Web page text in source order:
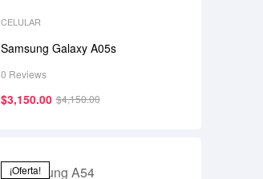
CELULAR
Samsung Galaxy A05s
0 Reviews
$4,150.00
$3,150.00
¡Oferta!